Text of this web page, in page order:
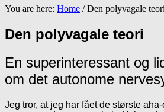
You are here: Home /Den polyvagale teori
Den polyvagale teori
En superinteressant og
om det autonome
Jeg tror, at jeg har fået de største